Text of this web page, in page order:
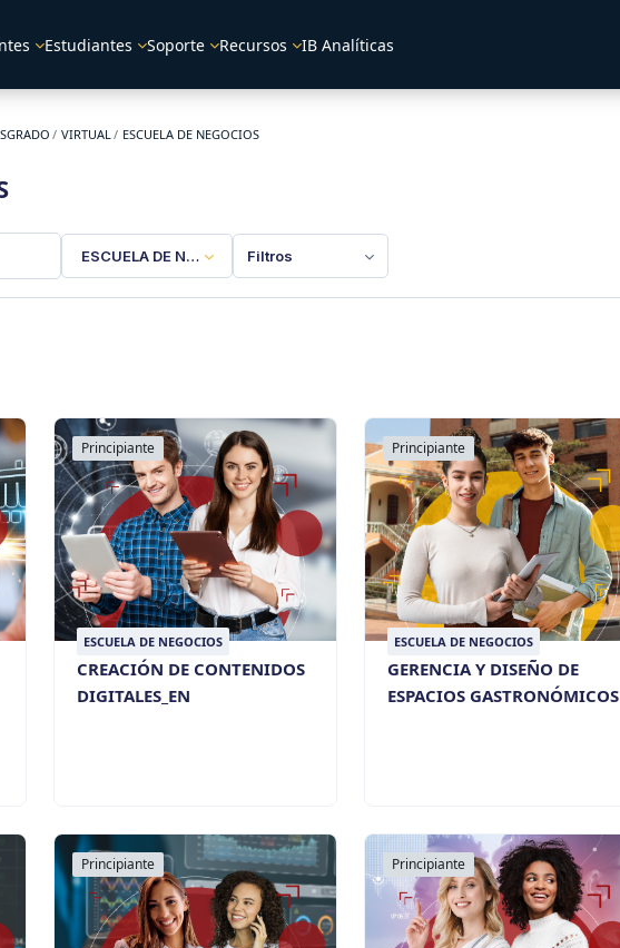
Estudiantes Soporte Recursos IB Analíticas
VIRTUAL ESCUELA DE NEGOCIOS
ESCUELA DE NEGOCIOSFiltros
Principiante
ESCUELA DE NEGOCIOS
CREACIÓN DE CONTENIDOS
DIGITALES_EN
Principiante
ESCUELA DE NEGOCIOS
GERENCIA Y DISEÑO DE
ESPACIOS GASTRONÓMICOS
Principiante Principiante